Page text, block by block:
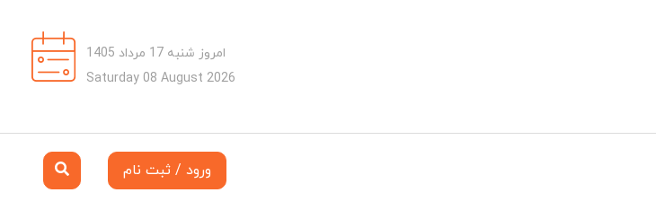
امروز شنبه 17 مرداد 1405
Saturday 08 August 2026
ورود / ثبت نام